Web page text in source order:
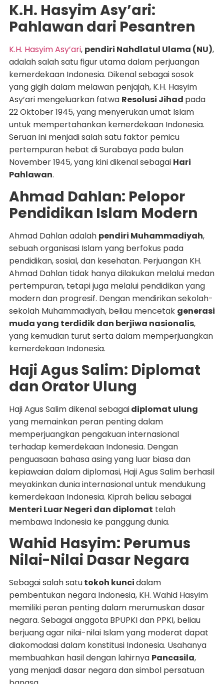
K.H. Hasyim Asy’ari:
Pahlawan dari Pesantren
K.H. Hasyim Asy’ari, pendiri Nahdlatul Ulama (NU),
adalah salah satu figur utama dalam perjuangan
kemerdekaan Indonesia. Dikenal sebagai sosok
yang gigih dalam melawan penjajah, K.H. Hasyim
Asy’ari mengeluarkan fatwa Resolusi Jihad pada
22 Oktober 1945, yang menyerukan umat Islam
untuk mempertahankan kemerdekaan Indonesia.
Seruan ini menjadi salah satu faktor pemicu
pertempuran hebat di Surabaya pada bulan
November 1945, yang kini dikenal sebagai Hari
Pahlawan.
Ahmad Dahlan: Pelopor
Pendidikan Islam Modern
Ahmad Dahlan adalah pendiri Muhammadiyah,
sebuah organisasi Islam yang berfokus pada
pendidikan, sosial, dan kesehatan. Perjuangan KH.
Ahmad Dahlan tidak hanya dilakukan melalui medan
pertempuran, tetapi juga melalui pendidikan yang
modern dan progresif. Dengan mendirikan sekolah-
sekolah Muhammadiyah, beliau mencetak generasi
muda yang terdidik dan berjiwa nasionalis,
yang kemudian turut serta dalam memperjuangkan
kemerdekaan Indonesia.
Haji Agus Salim: Diplomat
dan Orator Ulung
Haji Agus Salim dikenal sebagaidiplomat ulung
yang memainkan peran penting dalam
memperjuangkan pengakuan internasional
terhadap kemerdekaan Indonesia. Dengan
penguasaan bahasa asing yang luar biasa dan
kepiawaian dalam diplomasi, Haji Agus Salim berhasil
meyakinkan dunia internasional untuk mendukung
kemerdekaan Indonesia. Kiprah beliau sebagai
Menteri Luar Negeri dan diplomat telah
membawa Indonesia ke panggung dunia.
Wahid Hasyim: Perumus
Nilai-Nilai Dasar Negara
Sebagai salah satutokoh kuncidalam
pembentukan negara Indonesia, KH. Wahid Hasyim
memiliki peran penting dalam merumuskan dasar
negara. Sebagai anggota BPUPKI dan PPKI, beliau
berjuang agar nilai-nilai Islam yang moderat dapat
diakomodasi dalam konstitusi Indonesia. Usahanya
membuahkan hasil dengan lahirnya Pancasila,
yang menjadi dasar negara dan simbol persatuan